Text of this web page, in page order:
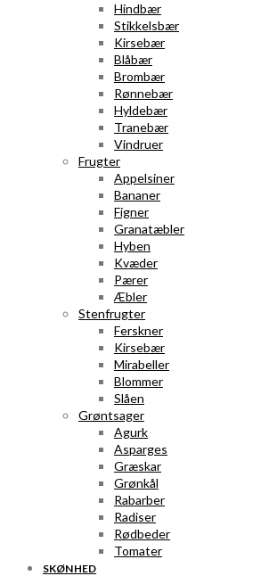
Hindbær
Stikkelsbær
Kirsebær
Blåbær
Brombær
Rønnebær
Hyldebær
Tranebær
Vindruer
Frugter
Appelsiner
Bananer
Figner
Granatæbler
Hyben
Kvæder
Pærer
Æbler
Stenfrugter
Ferskner
Kirsebær
Mirabeller
Blommer
Slåen
Grøntsager
Agurk
Asparges
Græskar
Grønkål
Rabarber
Radiser
Rødbeder
Tomater
SKØNHED